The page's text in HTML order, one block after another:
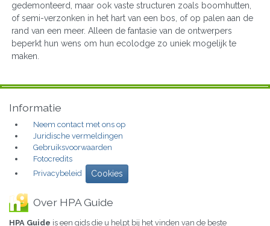
gedemonteerd, maar ook vaste structuren zoals boomhutten,
of semi-verzonken in het hart van een bos, of op palen aan de
rand van een meer. Alleen de fantasie van de ontwerpers
beperkt hun wens om hun ecolodge zo uniek mogelijk te
maken.
Informatie
Neem contact met ons op
Juridische vermeldingen
Gebruiksvoorwaarden
Fotocredits
Privacybeleid
Cookies
Over HPA Guide
HPA Guide is een gids die u helpt bij het vinden van de beste